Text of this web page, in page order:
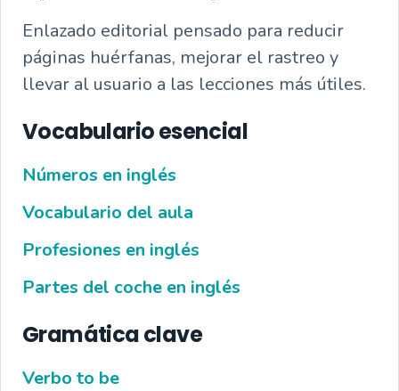
Enlazado editorial pensado para reducir
páginas huérfanas, mejorar el rastreo y
llevar al usuario a las lecciones más útiles.
Vocabulario esencial
Números en inglés
Vocabulario del aula
Profesiones en inglés
Partes del coche en inglés
Gramática clave
Verbo to be